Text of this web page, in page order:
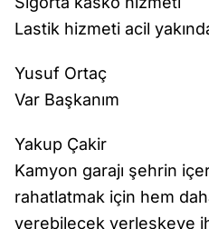
Lastik hizmeti acil
Yusuf Ortaç
Var Başkanım
Yakup Çakir
Kamyon garajı şehrin
rahatlatmak için hem
verebilecek yerleşkeye